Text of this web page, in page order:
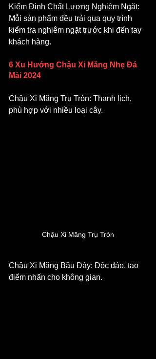
Kiểm Định Chất Lượng Nghiêm Ngặt:
Mỗi sản phẩm đều trải qua quy trình
kiểm tra nghiêm ngặt trước khi đến tay
khách hàng.
6 Xu Hướng Chậu Xi Măng Nhẹ Đá
Mài 2024
Chậu Xi Măng Trụ Tròn: Thanh lịch,
phù hợp với nhiều loại cây.
Chậu Xi Măng Trụ Tròn
Chậu Xi Măng Bầu Đáy: Độc đáo, tạo
điểm nhấn cho không gian.